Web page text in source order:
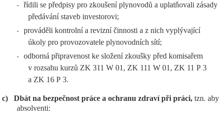
-
řídili se předpisy pro zkoušení plynovodů a uplatňovali zásady
předávání staveb investorovi;
-
prováděli kontrolní a revizní činnosti a z nich vyplývající
úkoly pro provozovatele plynovodních sítí;
-
odborná připravenost ke složení zkoušky před komisařem
v rozsahu kurzů ZK 311 W 01, ZK 111 W 01, ZK 11 P 3
a ZK 16 P 3.
c) Dbát na bezpečnost práce a ochranu zdraví při práci, tzn. aby
absolventi: